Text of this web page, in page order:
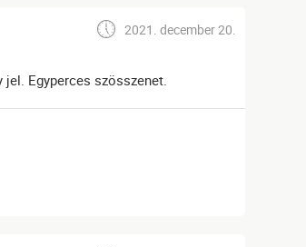
2021. december 20.
Egyperces szösszenet.